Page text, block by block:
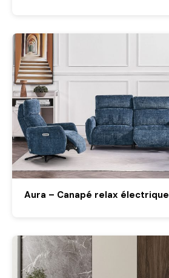
Aura – Canapé relax électrique